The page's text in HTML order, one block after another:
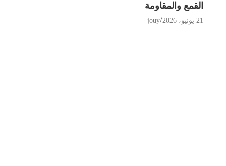
القمع والمقاومة
21 يونيو، 2026 jouy